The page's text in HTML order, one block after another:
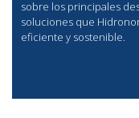
sobre los principales
soluciones que
eficiente y sostenible.